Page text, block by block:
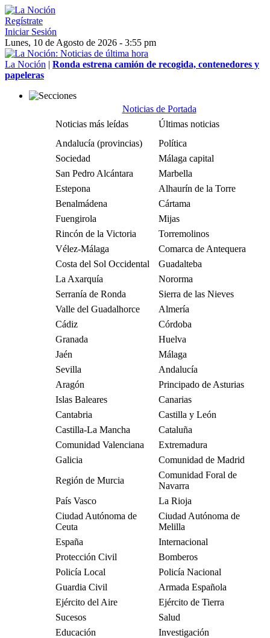
Regístrate
Iniciar Sesión
Lunes, 10 de Agosto de 2026 - 3:55 pm
La Noción | Ronda estrena camión de recogida, contenedores y
papeleras
Noticias de Portada
Noticias más leídas
Últimas noticias
Andalucía (provincias)
Política
Sociedad
Málaga capital
San Pedro Alcántara
Marbella
Estepona
Alhaurín de la Torre
Benalmádena
Cártama
Fuengirola
Mijas
Rincón de la Victoria
Torremolinos
Vélez-Málaga
Comarca de Antequera
Costa del Sol Occidental
Guadalteba
La Axarquía
Nororma
Serranía de Ronda
Sierra de las Nieves
Valle del Guadalhorce
Almería
Cádiz
Córdoba
Granada
Huelva
Jaén
Málaga
Sevilla
Andalucía
Aragón
Principado de Asturias
Islas Baleares
Canarias
Cantabria
Castilla y León
Castilla-La Mancha
Cataluña
Comunidad Valenciana
Extremadura
Galicia
Comunidad de Madrid
Región de Murcia
Comunidad Foral de
Navarra
País Vasco
La Rioja
Ciudad Autónoma de
Ceuta
Ciudad Autónoma de
Melilla
España
Internacional
Protección Civil
Bomberos
Policía Local
Policía Nacional
Guardia Civil
Armada Española
Ejército del Aire
Ejército de Tierra
Sucesos
Salud
Educación
Investigación